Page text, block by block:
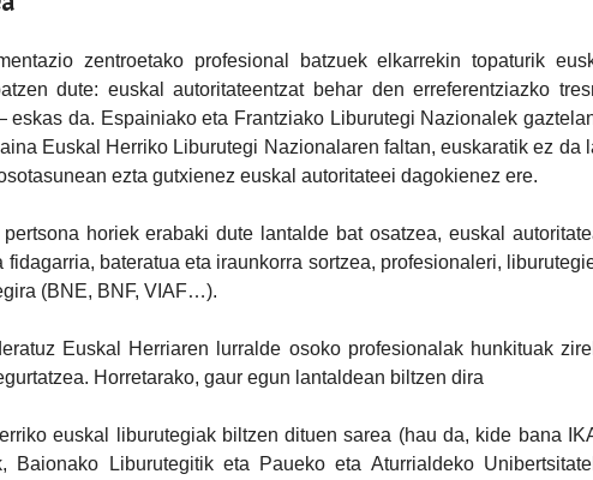
zentroetako profesional batzuek elkarrekin topaturik
dute: euskal autoritateentzat behar den erreferentziazko
da. Espainiako eta Frantziako Liburutegi Nazionalek
Euskal Herriko Liburutegi Nazionalaren faltan, euskaratik ez da
ezta gutxienez euskal autoritateei dagokienez ere.
horiek erabaki dute lantalde bat osatzea, euskal
bateratua eta iraunkorra sortzea, profesionaleri,
(BNE, BNF, VIAF…).
Euskal Herriaren lurralde osoko profesionalak hunkituak
Horretarako, gaur egun lantaldean biltzen dira
euskal liburutegiak biltzen dituen sarea (hau da, kide bana
Baionako Liburutegitik eta Paueko eta Aturrialdeko